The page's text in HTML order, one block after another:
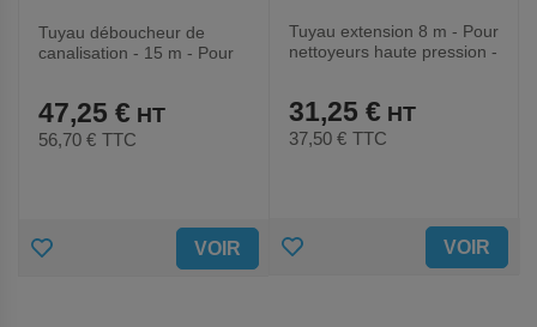
Tuyau déboucheur de
canalisation - 15 m - Pour
47,25 €
56,70 € TTC
AJOUTER VOIR
Tuyau extension 8 m - Pour
nettoyeurs haute pression -
31,25 €
37,50 € TTC
AJOUTER VOIR